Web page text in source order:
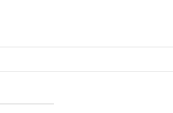
ik ben zo blij, ik ben zo blij de